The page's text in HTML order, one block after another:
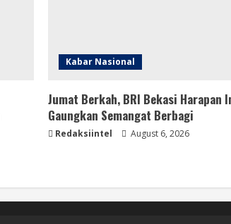
Kabar Nasional
Jumat Berkah, BRI Bekasi Harapan
Gaungkan Semangat Berbagi
Redaksiintel August 6, 2026